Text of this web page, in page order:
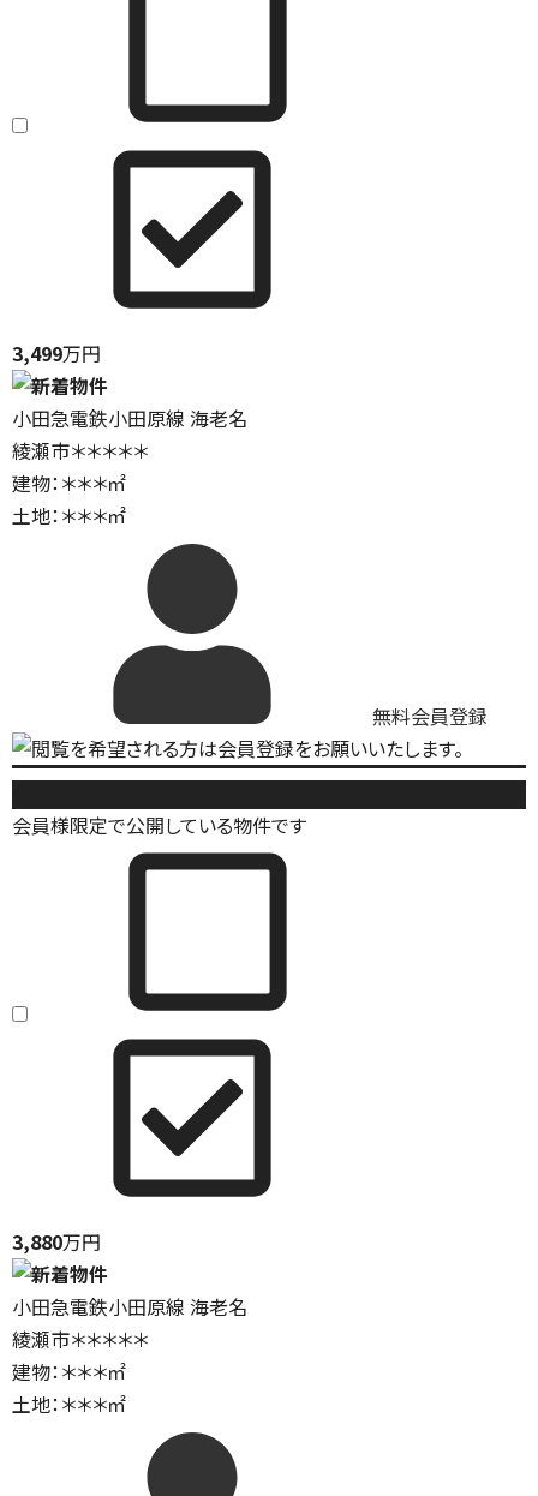
3,499万円
小田急電鉄小田原線 海老名
綾瀬市＊＊＊＊＊
建物：＊＊＊㎡
土地：＊＊＊㎡
無料会員登録
会員様限定で公開している物件です
3,880万円
小田急電鉄小田原線 海老名
綾瀬市＊＊＊＊＊
建物：＊＊＊㎡
土地：＊＊＊㎡